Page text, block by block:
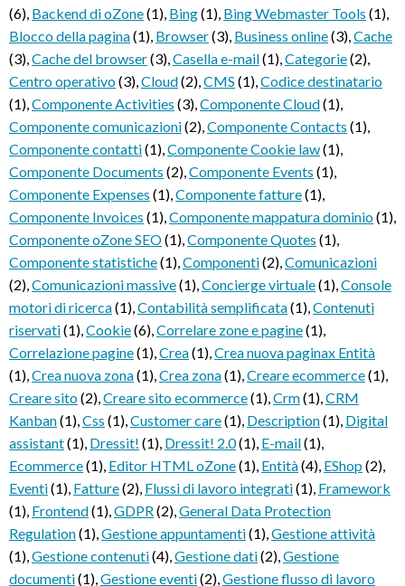
(6), Backend di oZone(1), Bing(1), Bing Webmaster Tools (1),
Blocco della pagina(1), Browser(3), Business online(3),Cache
(3),Cache del browser(3),Casella e-mail(1),Categorie(2),
Centro operativo(3),Cloud(2),CMS (1),Codice destinatario
(1),Componente Activities (3),Componente Cloud(1),
Componente comunicazioni(2),Componente Contacts (1),
Componente contatti(1),Componente Cookie law(1),
Componente Documents (2),Componente Events (1),
Componente Expenses (1),Componente fatture(1),
Componente Invoices (1),Componente mappatura dominio(1),
Componente oZone SEO(1),Componente Quotes (1),
Componente statistiche(1),Componenti(2),Comunicazioni
(2),Comunicazioni massive(1),Concierge virtuale(1),Console
motori di ricerca(1),Contabilità semplificata(1),Contenuti
riservati(1),Cookie(6),Correlare zone e pagine(1),
Correlazione pagine(1),Crea(1),Crea nuova paginax Entità
(1),Crea nuova zona(1),Crea zona(1),Creare ecommerce(1),
Creare sito(2),Creare sito ecommerce(1),Crm(1),CRM
Kanban(1),Css (1),Customer care(1), Description(1), Digital
assistant(1), Dressit! (1), Dressit! 2.0(1), E-mail(1),
Ecommerce(1), Editor HTML oZone(1), Entità(4), EShop(2),
Eventi(1), Fatture(2), Flussi di lavoro integrati(1), Framework
(1), Frontend(1),GDPR(2),General Data Protection
Regulation(1),Gestione appuntamenti(1),Gestione attività
(1),Gestione contenuti(4),Gestione dati(2),Gestione
documenti(1),Gestione eventi(2),Gestione flusso di lavoro